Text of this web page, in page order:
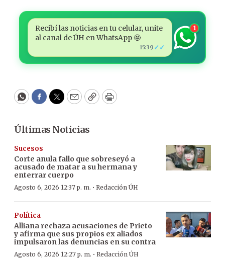
Recibí las noticias en tu celular, unite
al canal de ÚH en WhatsApp 🤩
15:39 ✓✓
1
WhatsApp
Facebook
Twitter
EmailCopyPrint
Últimas Noticias
Sucesos
Corte anula fallo que sobreseyó a
acusado de matar a su hermana y
enterrar cuerpo
Agosto 6, 2026 12:37 p. m. · Redacción ÚH
Política
Alliana rechaza acusaciones de Prieto
y afirma que sus propios ex aliados
impulsaron las denuncias en su contra
Agosto 6, 2026 12:27 p. m. · Redacción ÚH